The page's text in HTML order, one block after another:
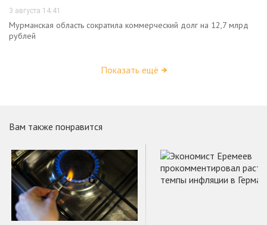
3 августа 14:41
Мурманская область сократила коммерческий долг на 12,7 млрд
рублей
Показать ещё
Вам также понравится